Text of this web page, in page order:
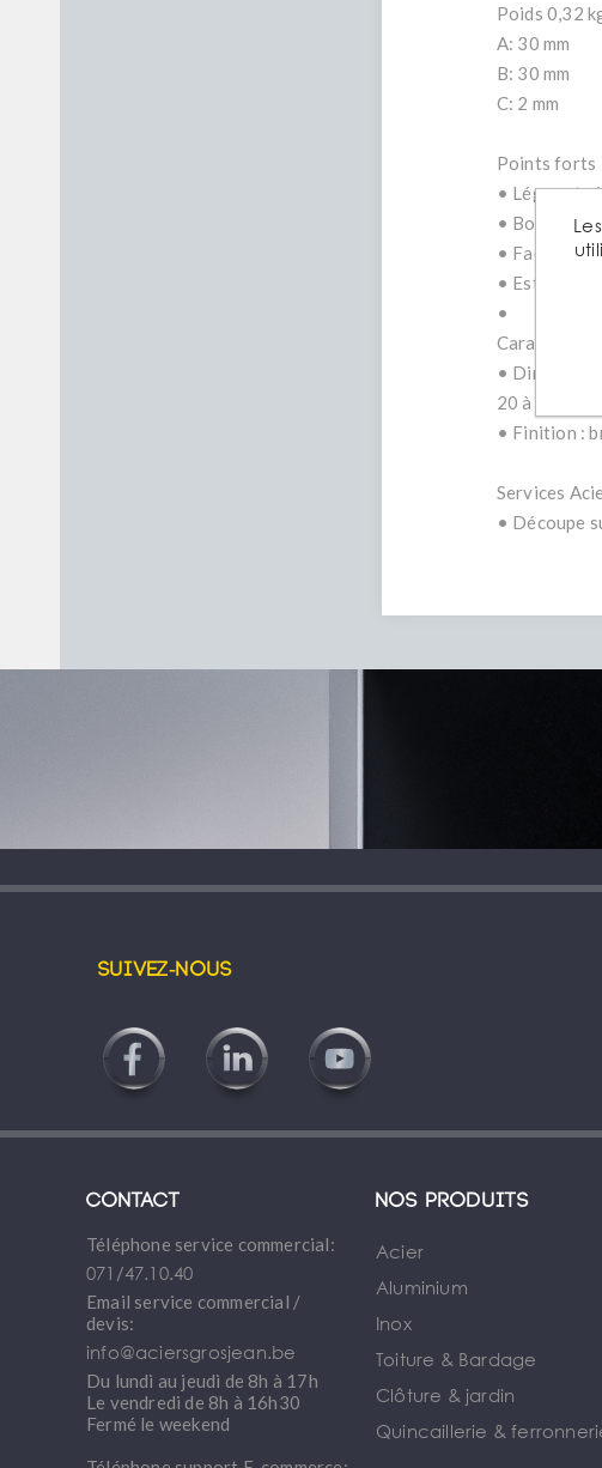
Poids 0,32
A: 30 mm
B: 30 mm
C: 2 mm
Points forts
• Léger et
• Bonne
• Facile à
•
•
•
20 à 60 mm
• Finition :
Services
• Découpe
Suivez-nous
Contact
Téléphone service commercial:
071/47.10.40
Email service commercial /
devis:
info@aciersgrosjean.be
Du lundi au jeudi de 8h à 17h
Le vendredi de 8h à 16h30
Fermé le weekend
Nos produits
Acier
Aluminium
Inox
Toiture & Bardage
Clôture & jardin
Quincaillerie &